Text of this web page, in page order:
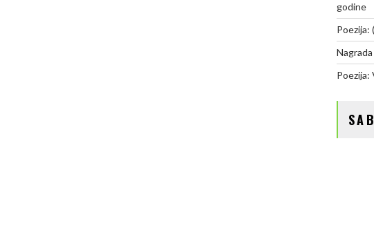
godine
Poezija:
Nagrada
Poezija: